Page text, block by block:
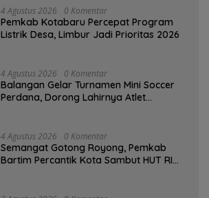
4 Agustus 2026 0 Komentar
Pemkab Kotabaru Percepat Program
Listrik Desa, Limbur Jadi Prioritas 2026
4 Agustus 2026 0 Komentar
Balangan Gelar Turnamen Mini Soccer
Perdana, Dorong Lahirnya Atlet
4 Agustus 2026 0 Komentar
Semangat Gotong Royong, Pemkab
Bartim Percantik Kota Sambut HUT RI